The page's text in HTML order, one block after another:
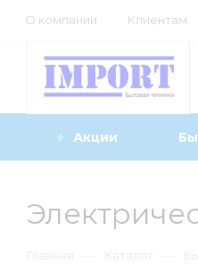
О компании Клиентам
Акции